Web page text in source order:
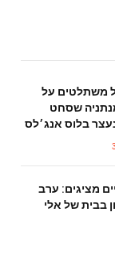
משתלטים על
שסחט
בלוס אנג׳לס
מציגים: ערב
בבית של אלי